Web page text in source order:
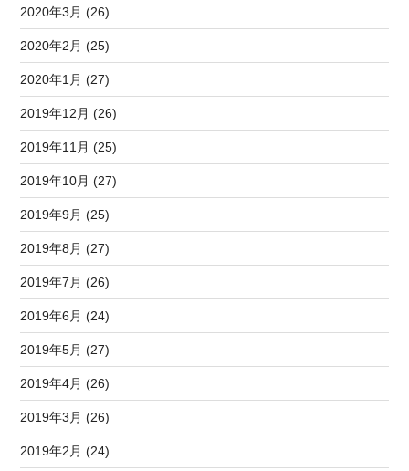
2020年3月 (26)
2020年2月 (25)
2020年1月 (27)
2019年12月 (26)
2019年11月 (25)
2019年10月 (27)
2019年9月 (25)
2019年8月 (27)
2019年7月 (26)
2019年6月 (24)
2019年5月 (27)
2019年4月 (26)
2019年3月 (26)
2019年2月 (24)